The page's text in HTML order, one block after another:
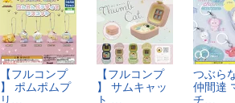
【​フ​ル​コ​ン​プ​
】​ ​ポ​ム​ポ​ム​プ​
リ​…
【​フ​ル​コ​ン​プ​
】​ ​サ​ム​キ​ャ​ッ​
ト​ ​…
つ​ぶ​ら​
仲​間​達​
チ​…